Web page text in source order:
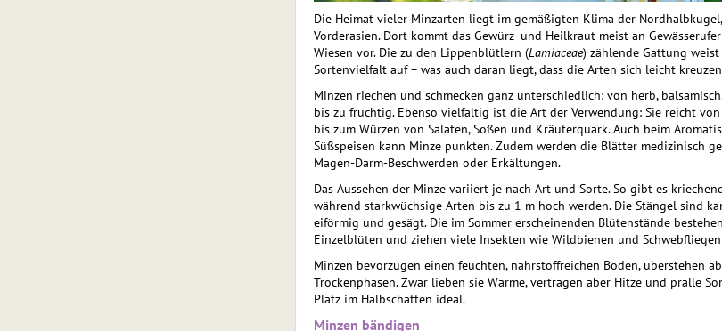
Die Heimat vieler Minzarten liegt im gemäßigten Klima der
Vorderasien. Dort kommt das Gewürz- und Heilkraut meist an
Wiesen vor. Die zu den Lippenblütlern (Lamiaceae) zählende Gattung
Sortenvielfalt auf – was auch daran liegt, dass die Arten sich leicht
Minzen riechen und schmecken ganz unterschiedlich: von herb,
bis zu fruchtig. Ebenso vielfältig ist die Art der Verwendung: Sie reicht
bis zum Würzen von Salaten, Soßen und Kräuterquark. Auch beim
Süßspeisen kann Minze punkten. Zudem werden die Blätter medizinisch
Magen-Darm-Beschwerden oder Erkältungen.
Das Aussehen der Minze variiert je nach Art und Sorte. So gibt es
während starkwüchsige Arten bis zu 1 m hoch werden. Die Stängel sind
eiförmig und gesägt. Die im Sommer erscheinenden Blütenstände
Einzelblüten und ziehen viele Insekten wie Wildbienen und
Minzen bevorzugen einen feuchten, nährstoffreichen Boden, überstehen
Trockenphasen. Zwar lieben sie Wärme, vertragen aber Hitze und pralle
Platz im Halbschatten ideal.
Minzen bändigen